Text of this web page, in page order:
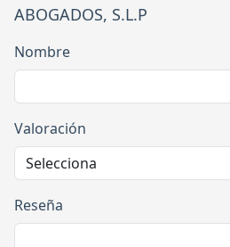
ABOGADOS, S.L.P
Nombre
Valoración
Reseña